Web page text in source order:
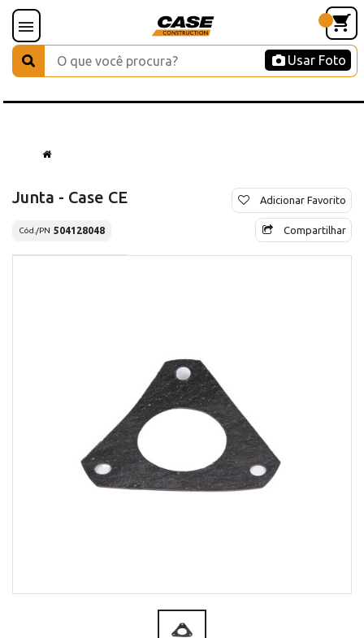
Usar Foto
Junta - Case CE
Cód./PN 504128048
Adicionar Favorito
Compartilhar